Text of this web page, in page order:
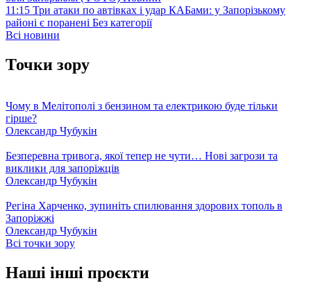
11:15 Три атаки по автівках і удар КАБами: у Запорізькому
районі є поранені Без категорії
Всі новини
Точки зору
Чому в Мелітополі з бензином та електрикою буде тільки
гірше?
Олександр Чубукін
Безперевна тривога, якої тепер не чути… Нові загрози та
виклики для запоріжців
Олександр Чубукін
Регіна Харченко, зупиніть спилювання здорових тополь в
Запоріжжі
Олександр Чубукін
Всі точки зору
Наші інші проєкти